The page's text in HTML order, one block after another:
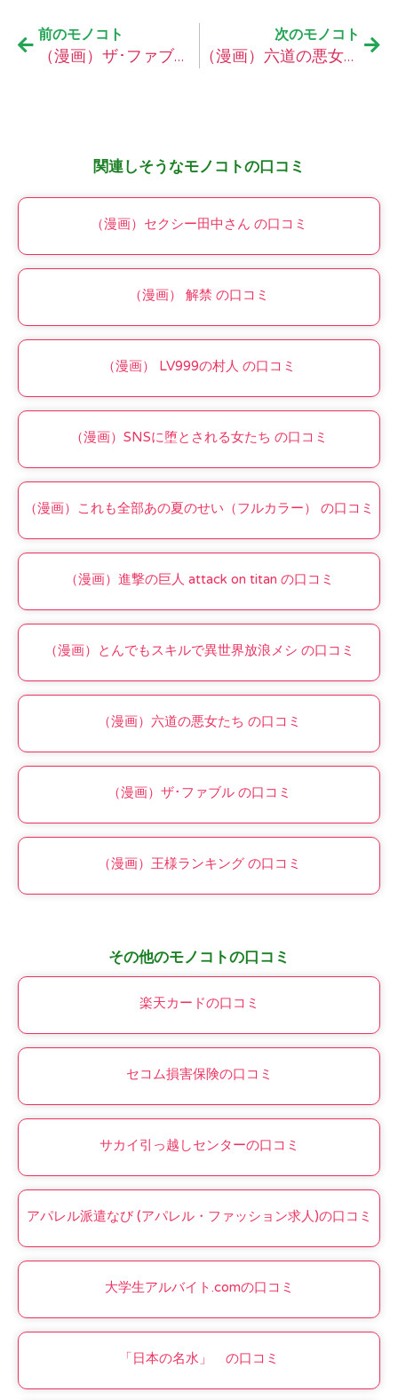
前のモノコト
（漫画）ザ･ファブル の口コミ
次のモノコト
（漫画）六道の悪女たち の口コミ
関連しそうなモノコトの口コミ
（漫画）セクシー田中さん の口コミ
（漫画） 解禁 の口コミ
（漫画） LV999の村人 の口コミ
（漫画）SNSに堕とされる女たち の口コミ
（漫画）これも全部あの夏のせい（フルカラー） の口コミ
（漫画）進撃の巨人 attack on titan の口コミ
（漫画）とんでもスキルで異世界放浪メシ の口コミ
（漫画）六道の悪女たち の口コミ
（漫画）ザ･ファブル の口コミ
（漫画）王様ランキング の口コミ
その他のモノコトの口コミ
楽天カードの口コミ
セコム損害保険の口コミ
サカイ引っ越しセンターの口コミ
アパレル派遣なび (アパレル・ファッション求人)の口コミ
大学生アルバイト.comの口コミ
「日本の名水」 の口コミ